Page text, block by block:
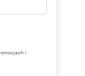
i